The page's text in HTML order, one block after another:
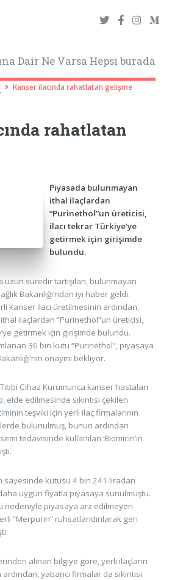
Dair Ne Varsa Hepsi burada
Kanser ilacında rahatlatan gelişme
rahatlatan
Piyasada bulunmayan
ithal ilaçlardan
“Purinethol”un üreticisi,
ilacı tekrar Türkiye’ye
getirmek için girişimde
bulundu.
uzun süredir tartışılan, bulunmayan
Bakanlığı’ndan iyi haber geldi.
kanser ilacı üretilmesinin ardından,
ilaçlardan “Purinethol”un üreticisi,
getirmek için girişimde bulundu.
36 bin kutu “Purinethol”, piyasaya
onayını bekliyor.
Tıbbi Cihaz Kurumunca kanser hastaları
edilmesinde sıkıntısı çekilen
teşviki için yerli ilaç firmalarının
bulunulmuş, bunun ardından
tedavisinde kullanılan ‘Biomicin’in
sayesinde kutusu 4 bin 241 liradan
uygun fiyatla piyasaya sunulmuştu.
nedeniyle piyasaya arz edilmeyen
“Merpurin” ruhsatlandırılarak geri
alınan bilgiye göre, yerli ilaçların
yabancı firmalar da sıkıntısı